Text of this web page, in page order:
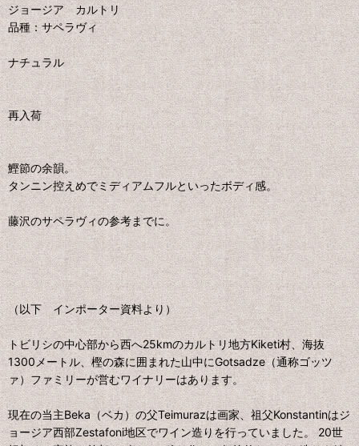
ジョージア カルトリ
品種：サペラヴィ
ナチュラル
再入荷
鰹節の余韻。
タンニン控えめでミディアムフルといったボディ感。
藤沢のサペラヴィの参考までに。
（以下 インポーター資料より）
トビリシの中心部から西へ25kmのカルトリ地方Kiketi村、海抜
1300メートル、樫の森に囲まれた山中にGotsadze（通称ゴッツ
ァ）ファミリーが営むワイナリーはあります。
現在の当主Beka（ベカ）の父Teimurazは画家、祖父Konstantinはジ
ョージア西部Zestafoni地区でワイン造りを行っていました。 20世